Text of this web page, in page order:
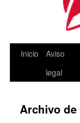
Inicio
Aviso
legal
Archivo de